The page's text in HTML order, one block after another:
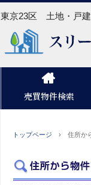
東京23区 土地・戸
売買物件検索
トップページ › 住所か